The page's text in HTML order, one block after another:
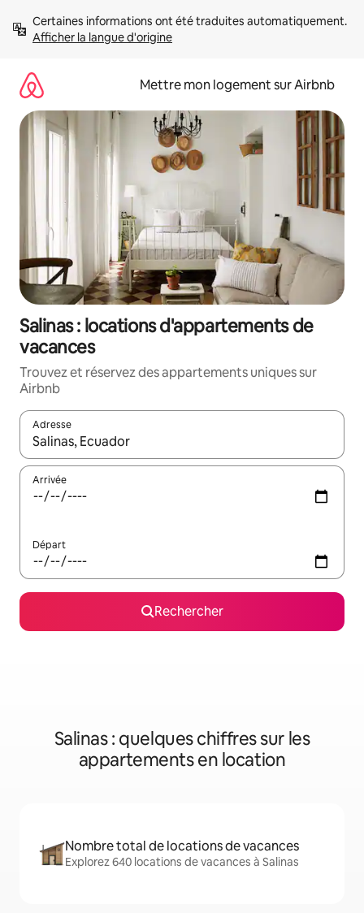
directement
Afficher la langue d'origine
Mettre mon logement sur Airbnb
Salinas : locations d'appartements de
vacances
Trouvez et réservez des appartements uniques sur
Airbnb
Adresse
Lorsque les résultats s'affichent, utilisez les flèches vers le
Arrivée
Départ
Rechercher
Salinas : quelques chiffres sur les
appartements en location
Nombre total de locations de vacances
Explorez 640 locations de vacances à Salinas